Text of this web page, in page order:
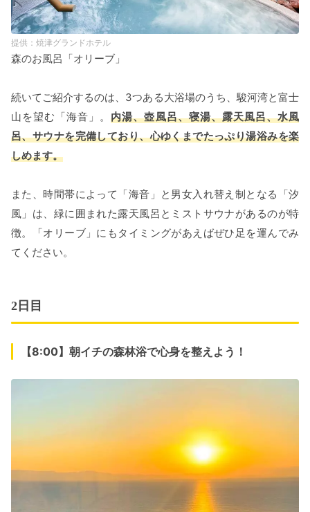
焼津グランドホテル
森のお風呂「オリーブ」
続いてご紹介するのは、3つある大浴場のうち、駿河湾と富士
山を望む「海音」。内湯、壺風呂、寝湯、露天風呂、水風
呂、サウナを完備しており、心ゆくまでたっぷり湯浴みを楽
しめます。
また、時間帯によって「海音」と男女入れ替え制となる「汐
風」は、緑に囲まれた露天風呂とミストサウナがあるのが特
徴。「オリーブ」にもタイミングがあえばぜひ足を運んでみ
てください。
2日目
【8:00】朝イチの森林浴で心身を整えよう！